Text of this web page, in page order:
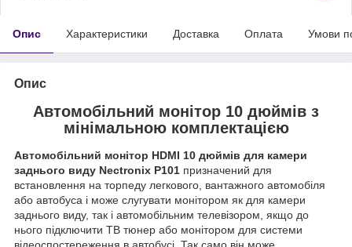
Опис Характеристики Доставка Оплата Умови
Опис
Автомобільний монітор 10 дюймів з
мінімальною комплектацією
Автомобільний монітор HDMI 10 дюймів для камери
заднього виду Nectronix P101 призначений для
встановлення на торпеду легкового, вантажного автомобіля
або автобуса і може слугувати монітором як для камери
заднього виду, так і автомобільним телевізором, якщо до
нього підключити ТВ тюнер або монітором для системи